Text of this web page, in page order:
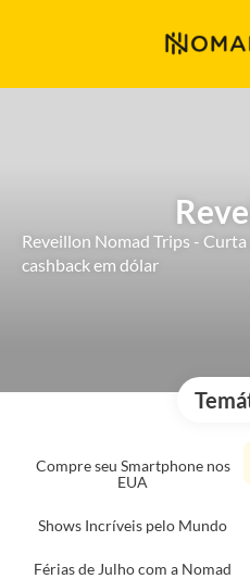
Reveillon Nomad Trips -
cashback em dólar
Compre seu Smartphone nos
EUA
Shows Incríveis pelo Mundo
Férias de Julho com a Nomad